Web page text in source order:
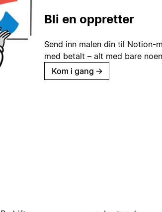
Bli en oppretter
Send inn malen din til Notion-
med betalt – alt med bare
Kom i gang →